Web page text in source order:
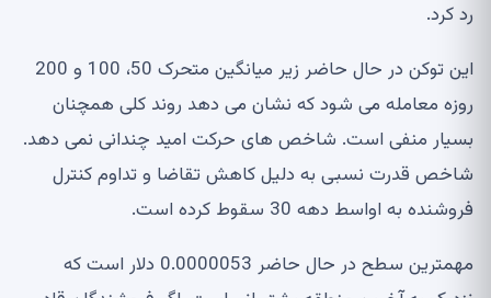
رد کرد.
این توکن در حال حاضر زیر میانگین متحرک 50، 100 و 200
روزه معامله می شود که نشان می دهد روند کلی همچنان
بسیار منفی است. شاخص های حرکت امید چندانی نمی دهد.
شاخص قدرت نسبی به دلیل کاهش تقاضا و تداوم کنترل
فروشنده به اواسط دهه 30 سقوط کرده است.
مهمترین سطح در حال حاضر 0.0000053 دلار است که